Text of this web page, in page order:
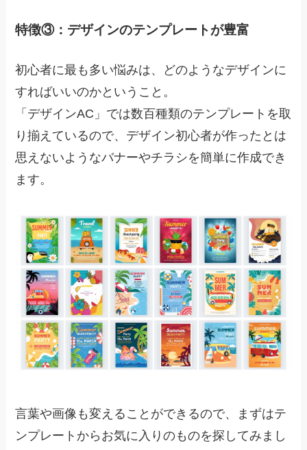
特徴③：デザインのテンプレートが豊富
初心者に最も多い悩みは、どのようなデザインに
すればいいのかということ。
「デザインAC」では数百種類のテンプレートを取
り揃えているので、デザイン初心者が作ったとは
思えないようなバナーやチラシを簡単に作成でき
ます。
言葉や画像も変えることができるので、まずはテ
ンプレートからお気に入りのものを探してみまし